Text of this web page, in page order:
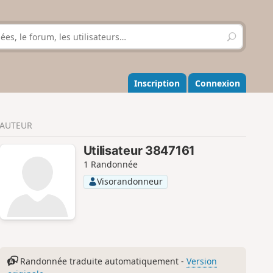
R
e
h
e
r
r
Inscription Connexion
AUTEUR
Utilisateur 3847161
1 Randonnée
Visorandonneur
Randonnée traduite automatiquement -Version